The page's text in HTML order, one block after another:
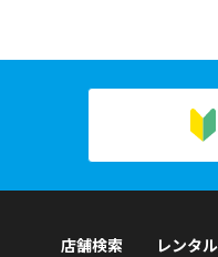
店舗検索 レンタ